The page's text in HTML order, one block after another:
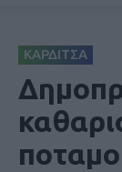
ΚΑΡΔΙΤΣΑ